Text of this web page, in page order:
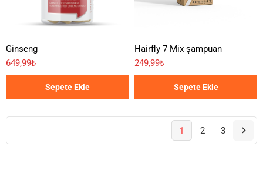
Ginseng
649,99₺
Sepete Ekle
Hairfly 7 Mix şampuan
249,99₺
Sepete Ekle
1 2 3